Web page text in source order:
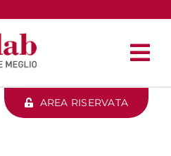
AREA RISERVATA